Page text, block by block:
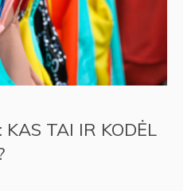
KAS TAI IR KODĖL